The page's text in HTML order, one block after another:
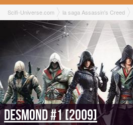
Scifi-Universe.com la saga Assassin's Creed
Desmond #1 [2009]
Desmond #1 [2009]